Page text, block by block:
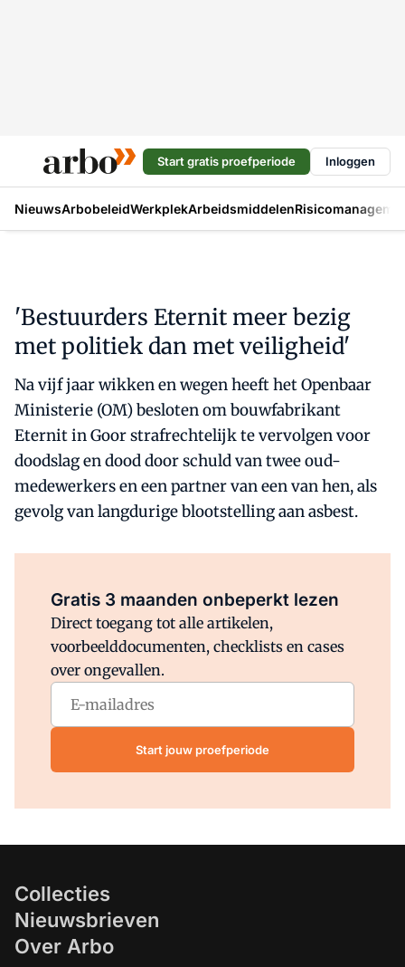
Start gratis proefperiode Inloggen
NieuwsArbobeleidWerkplekArbeidsmiddelen
'Bestuurders Eternit meer bezig
met politiek dan met veiligheid'
Na vijf jaar wikken en wegen heeft het Openbaar
Ministerie (OM) besloten om bouwfabrikant
Eternit in Goor strafrechtelijk te vervolgen voor
doodslag en dood door schuld van twee oud-
medewerkers en een partner van een van hen, als
gevolg van langdurige blootstelling aan asbest.
Gratis 3 maanden onbeperkt lezen
Direct toegang tot alle artikelen,
voorbeelddocumenten, checklists en cases
over ongevallen.
Start jouw proefperiode
Collecties
Nieuwsbrieven
Over Arbo